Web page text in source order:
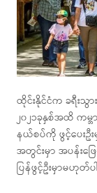
ထိုင်းနိုင်ငံက ခရီးသွ
၂၀၂၁ခုနှစ်အထိ က
နယ်စပ်ကို ဖွင့်ပေး
အတွင်းမှာ အပန်း
ပြန်ဖွင့်ဦးမှာမဟုတ်